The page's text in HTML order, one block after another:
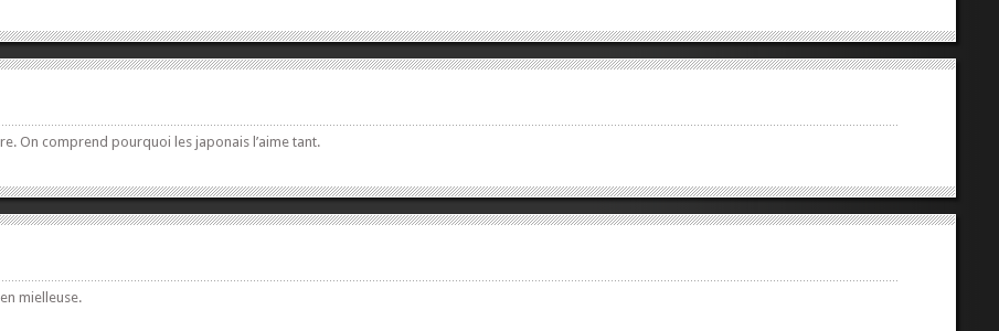
On comprend pourquoi les japonais l’aime tant.
mielleuse.